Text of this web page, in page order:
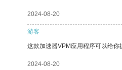
2024-08-20
游客
这款加速器VPM应用程序可以给你
2024-08-20